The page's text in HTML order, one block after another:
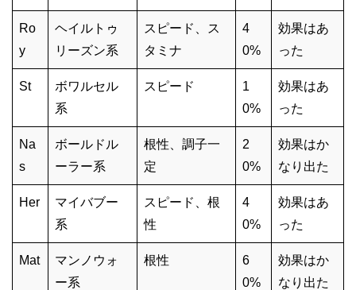
Ro
y
ヘイルトゥ
リーズン系
スピード、ス
タミナ
4
0%
効果はあ
った
St
ボワルセル
系
スピード
1
0%
効果はあ
った
Na
s
ボールドル
ーラー系
根性、調子一
定
2
0%
効果はか
なり出た
Her
マイバブー
系
スピード、根
性
4
0%
効果はあ
った
Mat
マンノウォ
ー系
根性
6
0%
効果はか
なり出た